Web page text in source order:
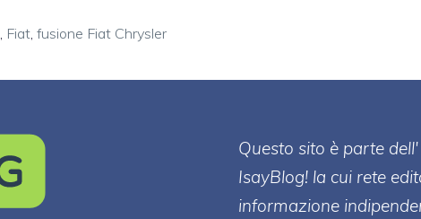
Fiat, fusione Fiat Chrysler
Questo sito è parte
IsayBlog! la cui rete
informazione